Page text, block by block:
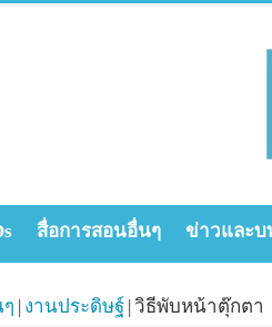
สื่อการสอนอื่นๆ ข่าวและบ
| งานประดิษฐ์ |วิธีพับหน้าตุ๊กตา